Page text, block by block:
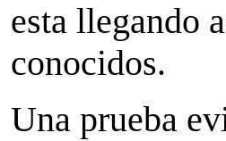
esta llegando
conocidos.
Una prueba